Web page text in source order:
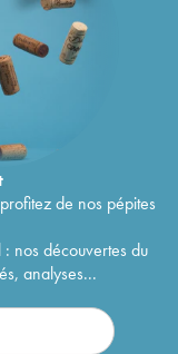
de nos pépites
nos découvertes du
analyses...